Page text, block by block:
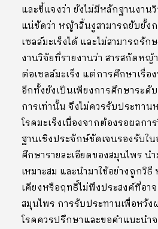
และชี้แจงว่า ยังไม่มีหลักฐานงา
แน่ชัดว่า หญ้าลิ้นงูสามารถยับยั้ง
เซลล์มะเร็งได้ และไม่สามารถรัก
งานวิจัยที่รายงานว่า สารสกัดห
ต่อเซลล์มะเร็ง แต่การศึกษาเรื่อ
อีกทั้งยังเป็นเพียงการศึกษาระดั
การเท่านั้น จึงไม่ควรรับประทา
โรคมะเร็งเนื่องจากต้องรอผลก
ฐานเชิงประจักษ์ชัดเจนรองรับใ
ศึกษารายละเอียดของสมุนไพร น
เหมาะสม และนำมาใช้อย่างถูกวิ
เคียงหรือฤทธิ์ไม่พึงประสงค์ที่อา
สมุนไพร การรับประทานเพื่อหวัง
โรคควรปรึกษาและขอคำแนะนำ